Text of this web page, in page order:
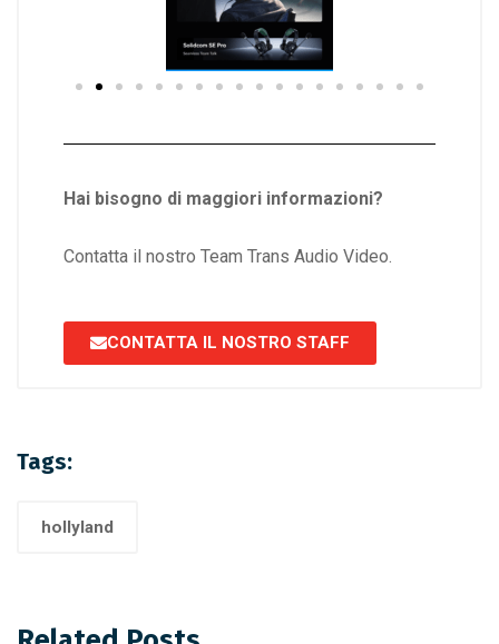
Hai bisogno di maggiori informazioni?
Contatta il nostro Team Trans Audio Video.
CONTATTA IL NOSTRO STAFF
Tags:
hollyland